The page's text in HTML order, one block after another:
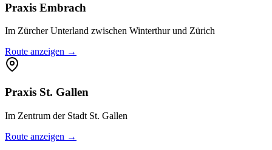
Praxis Embrach
Im Zürcher Unterland zwischen Winterthur und Zürich
Route anzeigen →
Praxis St. Gallen
Im Zentrum der Stadt St. Gallen
Route anzeigen →